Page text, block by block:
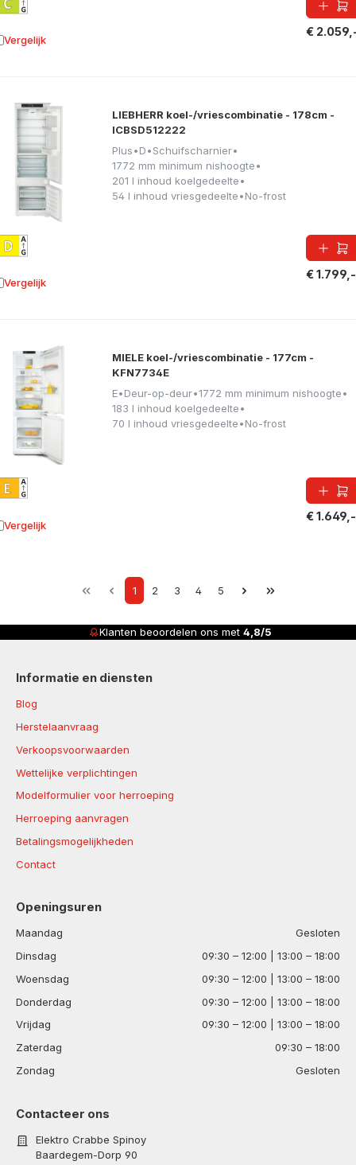
€
Vergelijk aan vergelijking
LIEBHERR koel-/vriescombinatie - 178cm -
ICBSD512222
Plus•D•Schuifscharnier•
1772 mm minimum nishoogte•
201 l inhoud koelgedeelte•
54 l inhoud vriesgedeelte•No-frost
€ 1.799,-
Vergelijk aan vergelijking
MIELE koel-/vriescombinatie - 177cm -
KFN7734E
E•Deur-op-deur•1772 mm minimum nishoogte•
183 l inhoud koelgedeelte•
70 l inhoud vriesgedeelte•No-frost
€ 1.649,-
Vergelijk aan vergelijking
Page
1 Page
2 Page
3 Page
4 Page
5
Klanten beoordelen ons met 4,8/5
Informatie en diensten
Blog
Herstelaanvraag
Verkoopsvoorwaarden
Wettelijke verplichtingen
Modelformulier voor herroeping
Herroeping aanvragen
Betalingsmogelijkheden
Contact
Openingsuren
Maandag
Gesloten
Dinsdag
09:30 – 12:00 | 13:00 – 18:00
Woensdag
09:30 – 12:00 | 13:00 – 18:00
Donderdag
09:30 – 12:00 | 13:00 – 18:00
Vrijdag
09:30 – 12:00 | 13:00 – 18:00
Zaterdag
09:30 – 18:00
Zondag
Gesloten
Contacteer ons
Elektro Crabbe Spinoy
Baardegem-Dorp 90